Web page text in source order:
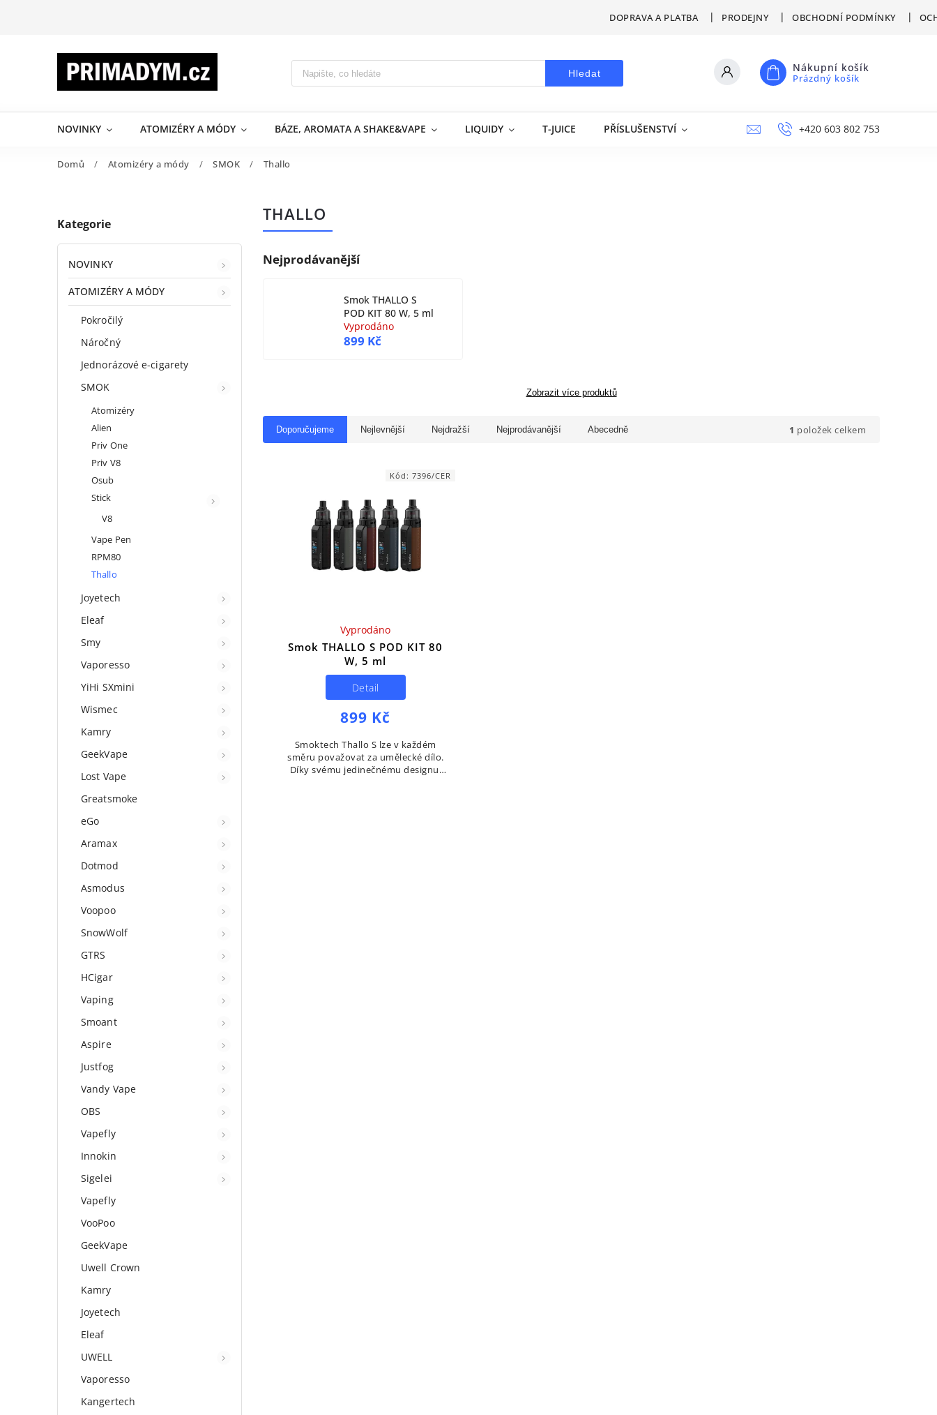
DOPRAVA A PLATBA PRODEJNY OBCHODNÍ PODMÍNKY
Hledat Nákupní košík
Prázdný košík
NOVINKY ATOMIZÉRY A MÓDY BÁZE, AROMATA A SHAKE&VAPE LIQUIDY T-JUICE PŘÍSLUŠENSTVÍ VÝPRODEJ NAPIŠTE NÁM
+420 603 802 753
Domů / Atomizéry a módy / SMOK / Thallo
Kategorie
NOVINKY
ATOMIZÉRY A MÓDY
Pokročilý
Náročný
Jednorázové e-cigarety
SMOK
Atomizéry
Alien
Priv One
Priv V8
Osub
Stick
V8
Vape Pen
RPM80
Thallo
Joyetech
Eleaf
Smy
Vaporesso
YiHi SXmini
Wismec
Kamry
GeekVape
Lost Vape
Greatsmoke
eGo
Aramax
Dotmod
Asmodus
Voopoo
SnowWolf
GTRS
HCigar
Vaping
Smoant
Aspire
Justfog
Vandy Vape
OBS
Vapefly
Innokin
Sigelei
Vapefly
VooPoo
GeekVape
Uwell Crown
Kamry
Joyetech
Eleaf
UWELL
Vaporesso
Kangertech
THALLO
Nejprodávanější
Smok THALLO S
POD KIT 80 W, 5 ml
Vyprodáno
899 Kč
Zobrazit více produktů
Doporučujeme Nejlevnější Nejdražší Nejprodávanější Abecedně 1 položek celkem
Smok THALLO S POD KIT 80
W, 5 ml
Vyprodáno
899 Kč
Detail
Smoktech Thallo S lze v každém
směru považovat za umělecké dílo.
Díky svému jedinečnému designu,
Kód:7396/CER